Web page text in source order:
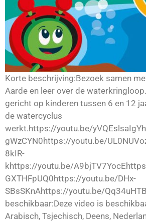
Korte beschrijving:Bezoek samen
Aarde en leer over de
gericht op kinderen tussen 6 en 12
de watercyclus
werkt.https://youtu.be/
gWzCYN0https://youtu.be/
8kIR-
khttps://youtu.be/
GXTHFpUQ0https://youtu.be/DHx-
SBsSKnAhttps://youtu.be/
beschikbaar:Deze video is
Arabisch, Tsjechisch, Deens,